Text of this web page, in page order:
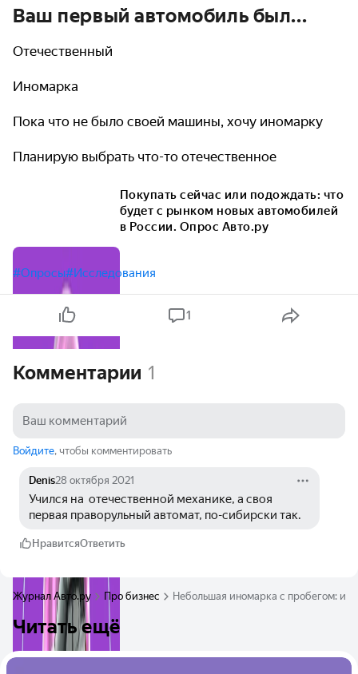
Ваш первый автомобиль был...
Отечественный
Иномарка
Пока что не было своей машины, хочу иномарку
Планирую выбрать что-то отечественное
Покупать сейчас или подождать: что
будет с рынком новых автомобилей
в России. Опрос Авто.ру
#Опросы#Исследования
1
Комментарии 1
Войдите, чтобы комментировать
Denis28 октября 2021
Учился на  отечественной механике, а своя
первая праворульный автомат, по-сибирски так.
НравитсяОтветить
Журнал Авто.ру Про бизнес Небольшая иномарка с пробегом:
Читать ещё